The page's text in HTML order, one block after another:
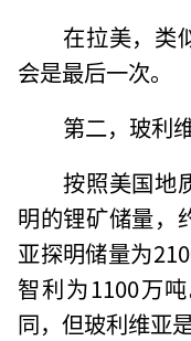
在拉美，类
会是最后一次。
第二，玻利
按照美国地
明的锂矿储量，
亚探明储量为
智利为1100万
同，但玻利维亚